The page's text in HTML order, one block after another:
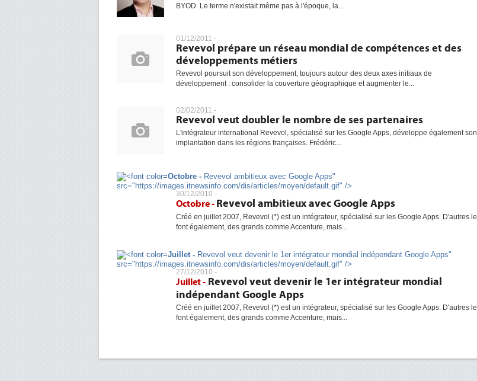
BYOD. Le terme n'existait même pas à l'époque, la...
01/12/2011 -
Revevol prépare un réseau mondial de compétences et des
développements métiers
Revevol poursuit son développement, toujours autour des deux axes initiaux de
développement : consolider la couverture géographique et augmenter le...
02/02/2011 -
Revevol veut doubler le nombre de ses partenaires
L'intégrateur international Revevol, spécialisé sur les Google Apps, développe également son
implantation dans les régions françaises. Frédéric...
Octobre - Revevol ambitieux avec Google Apps"
src="https://images.itnewsinfo.com/dis/articles/moyen/default.gif" />
30/12/2010 -
Octobre - Revevol ambitieux avec Google Apps
Créé en juillet 2007, Revevol (*) est un intégrateur, spécialisé sur les Google Apps. D'autres le
font également, des grands comme Accenture, mais...
Juillet - Revevol veut devenir le 1er intégrateur mondial indépendant Google Apps"
src="https://images.itnewsinfo.com/dis/articles/moyen/default.gif" />
27/12/2010 -
Juillet - Revevol veut devenir le 1er intégrateur mondial
indépendant Google Apps
Créé en juillet 2007, Revevol (*) est un intégrateur, spécialisé sur les Google Apps. D'autres le
font également, des grands comme Accenture, mais...